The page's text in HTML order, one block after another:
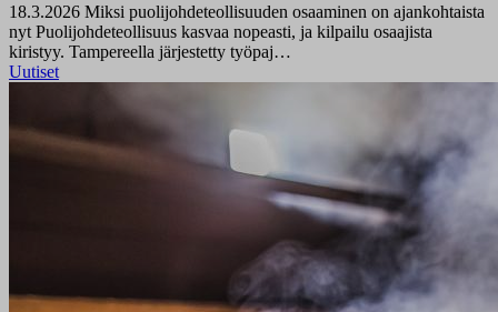
18.3.2026 Miksi puolijohdeteollisuuden osaaminen on ajankohtaista
nyt Puolijohdeteollisuus kasvaa nopeasti, ja kilpailu osaajista
kiristyy. Tampereella järjestetty työpaj…
Uutiset